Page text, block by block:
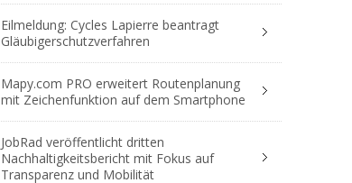
Eilmeldung: Cycles Lapierre beantragt
Gläubigerschutzverfahren
Mapy.com PRO erweitert Routenplanung
mit Zeichenfunktion auf dem Smartphone
JobRad veröffentlicht dritten
Nachhaltigkeitsbericht mit Fokus auf
Transparenz und Mobilität